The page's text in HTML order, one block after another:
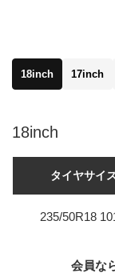
CHRONICLE RV
18inch 17inch
CHRONICLE
18inch
タイヤサイ
235/50R18
会員な